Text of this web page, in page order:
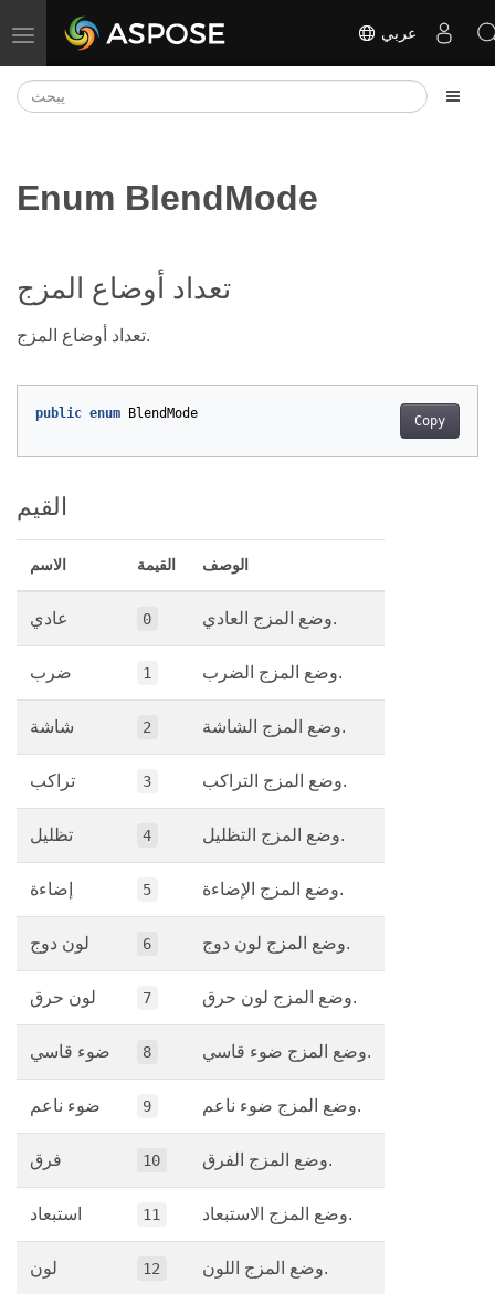
تبديل التنقل عربي
Enum BlendMode
تعداد أوضاع المزج
تعداد أوضاع المزج.
Copy
public enum BlendMode
القيم
الاسم القيمة الوصف
عادي 0 وضع المزج العادي.
ضرب 1 وضع المزج الضرب.
شاشة 2 وضع المزج الشاشة.
تراكب 3 وضع المزج التراكب.
تظليل 4 وضع المزج التظليل.
إضاءة 5 وضع المزج الإضاءة.
لون دوج 6 وضع المزج لون دوج.
لون حرق 7 وضع المزج لون حرق.
ضوء قاسي 8 وضع المزج ضوء قاسي.
ضوء ناعم 9 وضع المزج ضوء ناعم.
فرق 10 وضع المزج الفرق.
استبعاد 11 وضع المزج الاستبعاد.
لون 12 وضع المزج اللون.